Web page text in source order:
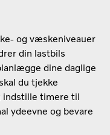
og væskeniveauer
din lastbils
dine daglige
du tjekke
indstille timere til
ydeevne og bevare